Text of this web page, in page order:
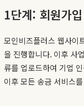
1단계: 회원가
모인비즈플러스 웹사이
을 진행합니다. 이후 사
류를 업로드하여 기업
이후 모든 송금 서비스